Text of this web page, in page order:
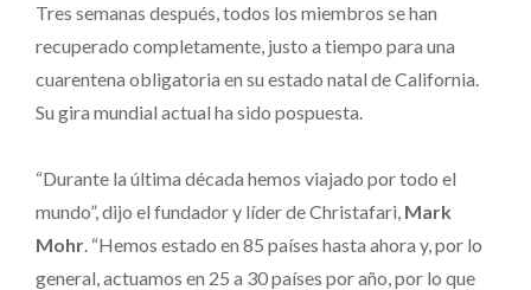
Tres semanas después, todos los miembros se han
recuperado completamente, justo a tiempo para una
cuarentena obligatoria en su estado natal de California.
Su gira mundial actual ha sido pospuesta.
“Durante la última década hemos viajado por todo el
mundo”, dijo el fundador y líder de Christafari, Mark
Mohr. “Hemos estado en 85 países hasta ahora y, por lo
general, actuamos en 25 a 30 países por año, por lo que